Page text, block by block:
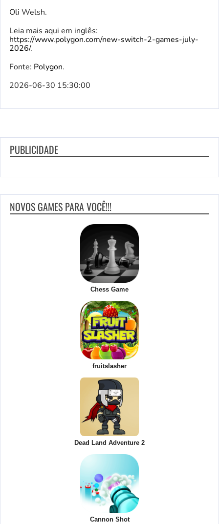
Oli Welsh.
Leia mais aqui em inglês:
https://www.polygon.com/new-switch-2-games-july-
2026/.
Fonte: Polygon.
2026-06-30 15:30:00
PUBLICIDADE
NOVOS GAMES PARA VOCÊ!!!
Chess Game
fruitslasher
Dead Land Adventure 2
Cannon Shot